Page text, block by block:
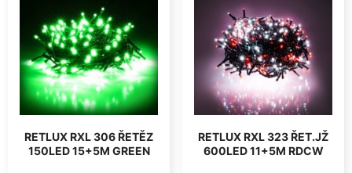
RETLUX RXL 306 ŘETĚZ
150LED 15+5M GREEN
RETLUX RXL 323 ŘET.JŽ
600LED 11+5M RDCW